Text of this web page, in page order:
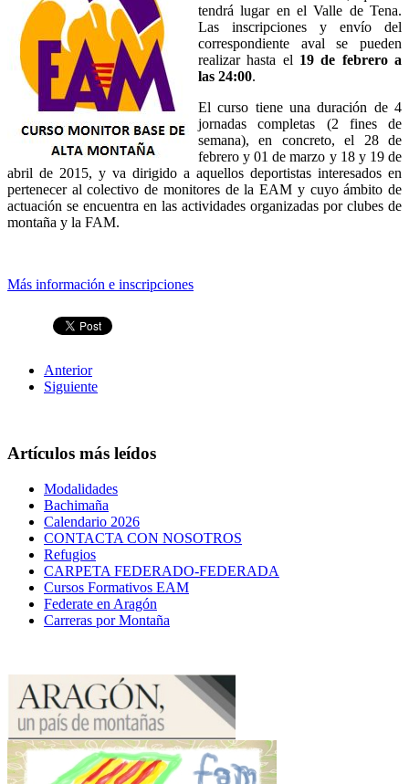
tendrá lugar en el Valle de Tena.
Las inscripciones y envío del
correspondiente aval se pueden
realizar hasta el 19 de febrero a
las 24:00.
El curso tiene una duración de 4
jornadas completas (2 fines de
semana), en concreto, el 28 de
febrero y 01 de marzo y 18 y 19 de
abril de 2015, y va dirigido a aquellos deportistas interesados en
pertenecer al colectivo de monitores de la EAM y cuyo ámbito de
actuación se encuentra en las actividades organizadas por clubes de
montaña y la FAM.
Más información e inscripciones
Anterior
Siguiente
Artículos más leídos
Modalidades
Bachimaña
Calendario 2026
CONTACTA CON NOSOTROS
Refugios
CARPETA FEDERADO-FEDERADA
Cursos Formativos EAM
Federate en Aragón
Carreras por Montaña